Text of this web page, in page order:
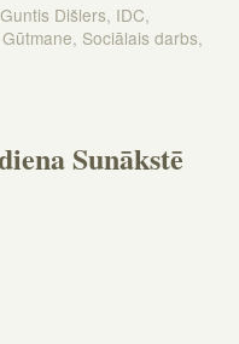
Guntis Dišlers, IDC,
, Sociālais darbs,
Sunākstē